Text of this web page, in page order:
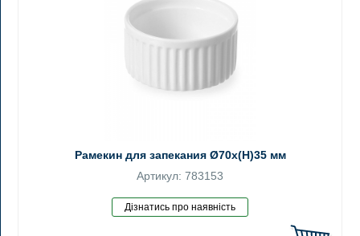
Рамекин для запекания Ø70x(H)35 мм
Артикул: 783153